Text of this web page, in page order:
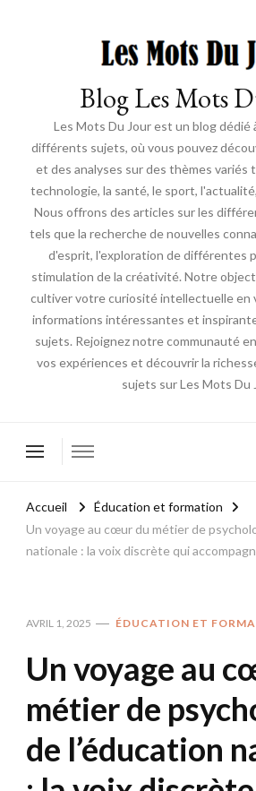
Blog Les Mots
Les Mots Du Jour est un blog dédié
différents sujets, où vous pouvez
et des analyses sur des thèmes variés
technologie, la santé, le sport,
Nous offrons des articles sur les
tels que la recherche de nouvelles
d'esprit, l'exploration de différentes
stimulation de la créativité. Notre
cultiver votre curiosité intellectuelle en
informations intéressantes et
sujets. Rejoignez notre communauté
vos expériences et découvrir la
sujets sur Les Mots Du
Accueil
Éducation et formation
Un voyage au cœur du métier de
nationale : la voix discrète qui
AVRIL 1, 2025 ÉDUCATION ET
Un voyage au
métier de
de l’éducation